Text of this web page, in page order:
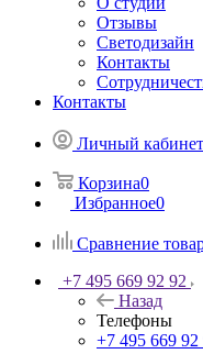
Отзывы
Светодизайн
Контакты
Контакты
Личный кабинет
Корзина0
Избранное0
Сравнение
+7 495 669 92 92
Назад
Телефоны
+7 495 669 92